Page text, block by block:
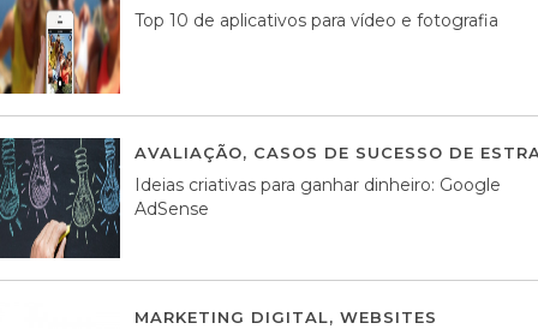
Top 10 de aplicativos para vídeo e fotografia
AVALIAÇÃO, CASOS DE SUCESSO DE
Ideias criativas para ganhar dinheiro: Google
AdSense
MARKETING DIGITAL, WEBSITES